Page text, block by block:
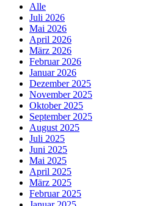
Alle
Juli 2026
Mai 2026
April 2026
März 2026
Februar 2026
Januar 2026
Dezember 2025
November 2025
Oktober 2025
September 2025
August 2025
Juli 2025
Juni 2025
Mai 2025
April 2025
März 2025
Februar 2025